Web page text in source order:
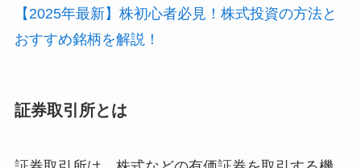
【2025年最新】株初心者必見！株式投資の方法と
おすすめ銘柄を解説！
証券取引所とは